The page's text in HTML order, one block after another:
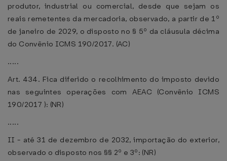
produtor, industrial ou comercial, desde que sejam os
reais remetentes da mercadoria, observado, a partir de 1º
de janeiro de 2029, o disposto no § 5º da cláusula décima
do Convênio ICMS 190/2017. (AC)
.....
Art. 434. Fica diferido o recolhimento do imposto devido
nas seguintes operações com AEAC (Convênio ICMS
190/2017 ): (NR)
.....
II - até 31 de dezembro de 2032, importação do exterior,
observado o disposto nos §§ 2º e 3º: (NR)